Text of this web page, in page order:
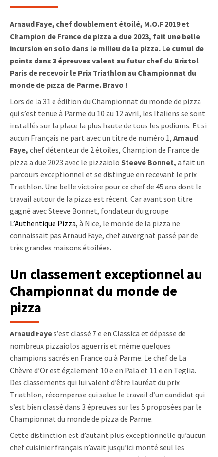
Arnaud Faye, chef doublement étoilé, M.O.F 2019 et
Champion de France de pizza a due 2023, fait une belle
incursion en solo dans le milieu de la pizza. Le cumul de
points dans 3 épreuves valent au futur chef du Bristol
Paris de recevoir le Prix Triathlon au Championnat du
monde de pizza de Parme. Bravo !
Lors de la 31 e édition du Championnat du monde de pizza
qui s’est tenue à Parme du 10 au 12 avril, les Italiens se sont
installés sur la place la plus haute de tous les podiums. Et si
aucun Français ne part avec un titre de numéro 1, Arnaud
Faye, chef détenteur de 2 étoiles, Champion de France de
pizza a due 2023 avec le pizzaiolo Steeve Bonnet, a fait un
parcours exceptionnel et se distingue en recevant le prix
Triathlon. Une belle victoire pour ce chef de 45 ans dont le
travail autour de la pizza est récent. Car avant son titre
gagné avec Steeve Bonnet, fondateur du groupe
L’Authentique Pizza, à Nice, le monde de la pizza ne
connaissait pas Arnaud Faye, chef auvergnat passé par de
très grandes maisons étoilées.
Un classement exceptionnel au
Championnat du monde de
pizza
Arnaud Fayes’est classé 7 e en Classica et dépasse de
nombreux pizzaiolos aguerris et même quelques
champions sacrés en France ou à Parme. Le chef de La
Chèvre d’Or est également 10 e en Pala et 11 e en Teglia.
Des classements qui lui valent d’être lauréat du prix
Triathlon, récompense qui salue le travail d’un candidat qui
s’est bien classé dans 3 épreuves sur les 5 proposées par le
Championnat du monde de pizza de Parme.
Cette distinction est d’autant plus exceptionnelle qu’aucun
chef cuisinier français n’avait jusqu’ici monté seul les